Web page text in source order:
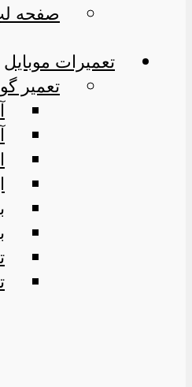
صفحه
تعمیرات موبایل
تعمیر